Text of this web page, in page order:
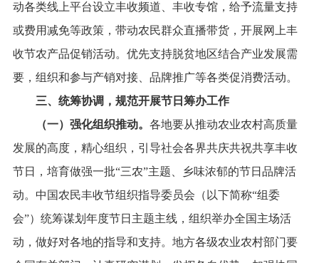
动各类线上平台设立丰收频道、丰收专馆，给予流量支持
或费用减免等政策，带动农民群众直播带货，开展网上丰
收节农产品促销活动。优先支持脱贫地区结合产业发展需
要，组织和参与产销对接、品牌推广等各类促消费活动。
三、统筹协调，规范开展节日筹办工作
（一）强化组织推动。 各地要从推动农业农村高质量
发展的高度，精心组织，引导社会各界共庆共祝共享丰收
节日，培育做强一批“三农”主题、乡味浓郁的节日品牌活
动。中国农民丰收节组织指导委员会（以下简称“组委
会”）统筹谋划年度节日主题主线，组织举办全国主场活
动，做好对各地的指导和支持。地方各级农业农村部门要